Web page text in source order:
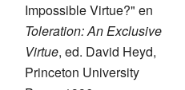
Impossible Virtue?" en
Toleration: An Exclusive
Virtue, ed. David Heyd,
Princeton University